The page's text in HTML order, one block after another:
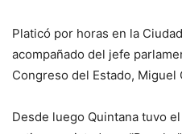
Platicó por horas en la
acompañado del jefe
Congreso del Estado, Miguel
Desde luego Quintana tuvo